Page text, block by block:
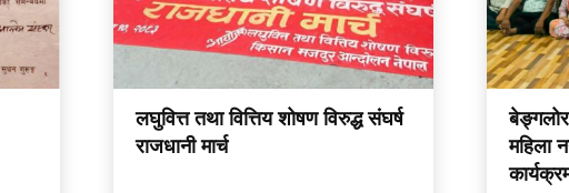
लघुवित्त तथा वित्तिय शोषण विरुद्ध संघर्ष
राजधानी मार्च
महिला